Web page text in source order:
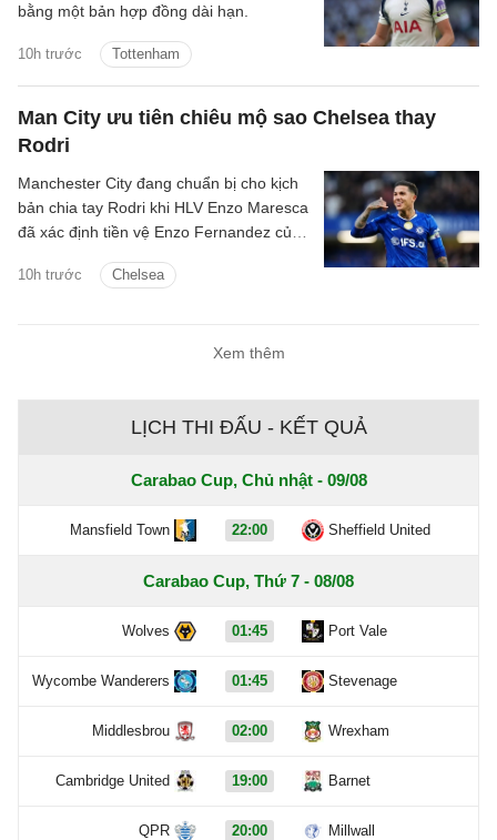
10h trước Tottenham
bằng một bản hợp đồng dài hạn.
Man City ưu tiên chiêu mộ sao Chelsea thay
Rodri
10h trước Chelsea
Manchester City đang chuẩn bị cho kịch
bản chia tay Rodri khi HLV Enzo Maresca
đã xác định tiền vệ Enzo Fernandez của
ngôi sao người Tây Ban Nha.
Xem thêm
LỊCH THI ĐẤU - KẾT QUẢ
Carabao Cup, Chủ nhật - 09/08
Mansfield Town 22:00 Sheffield United
Carabao Cup, Thứ 7 - 08/08
Wolves 01:45 Port Vale
Wycombe Wanderers 01:45 Stevenage
Middlesbrou 02:00 Wrexham
Cambridge United 19:00 Barnet
QPR 20:00 Millwall